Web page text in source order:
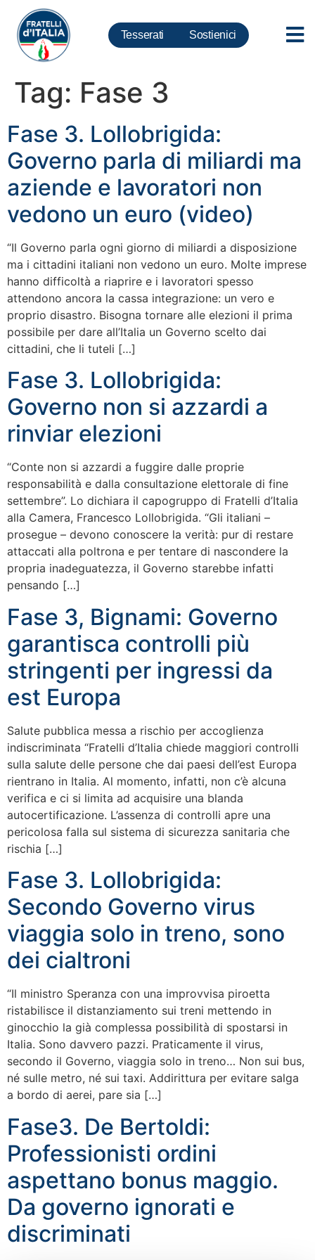
Tesserati Sostienici
Tag: Fase 3
Fase 3. Lollobrigida:
Governo parla di miliardi ma
aziende e lavoratori non
vedono un euro (video)
“Il Governo parla ogni giorno di miliardi a disposizione
ma i cittadini italiani non vedono un euro. Molte imprese
hanno difficoltà a riaprire e i lavoratori spesso
attendono ancora la cassa integrazione: un vero e
proprio disastro. Bisogna tornare alle elezioni il prima
possibile per dare all’Italia un Governo scelto dai
cittadini, che li tuteli […]
Fase 3. Lollobrigida:
Governo non si azzardi a
rinviar elezioni
“Conte non si azzardi a fuggire dalle proprie
responsabilità e dalla consultazione elettorale di fine
settembre”. Lo dichiara il capogruppo di Fratelli d’Italia
alla Camera, Francesco Lollobrigida. “Gli italiani –
prosegue – devono conoscere la verità: pur di restare
attaccati alla poltrona e per tentare di nascondere la
propria inadeguatezza, il Governo starebbe infatti
pensando […]
Fase 3, Bignami: Governo
garantisca controlli più
stringenti per ingressi da
est Europa
Salute pubblica messa a rischio per accoglienza
indiscriminata “Fratelli d’Italia chiede maggiori controlli
sulla salute delle persone che dai paesi dell’est Europa
rientrano in Italia. Al momento, infatti, non c’è alcuna
verifica e ci si limita ad acquisire una blanda
autocertificazione. L’assenza di controlli apre una
pericolosa falla sul sistema di sicurezza sanitaria che
rischia […]
Fase 3. Lollobrigida:
Secondo Governo virus
viaggia solo in treno, sono
dei cialtroni
“Il ministro Speranza con una improvvisa piroetta
ristabilisce il distanziamento sui treni mettendo in
ginocchio la già complessa possibilità di spostarsi in
Italia. Sono davvero pazzi. Praticamente il virus,
secondo il Governo, viaggia solo in treno… Non sui bus,
né sulle metro, né sui taxi. Addirittura per evitare salga
a bordo di aerei, pare sia […]
Fase3. De Bertoldi:
Professionisti ordini
aspettano bonus maggio.
Da governo ignorati e
discriminati